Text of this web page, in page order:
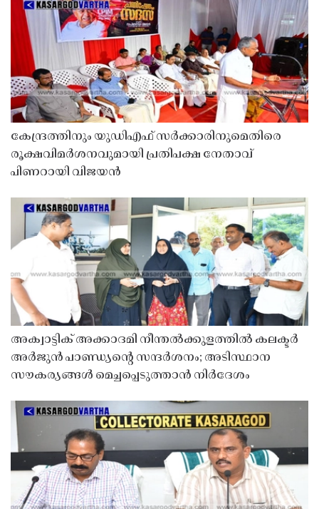
കേന്ദ്രത്തിനും യുഡിഎഫ് സർക്കാരിനുമെതിരെ
രൂക്ഷവിമർശനവുമായി പ്രതിപക്ഷ നേതാവ്
പിണറായി വിജയൻ
അക്വാട്ടിക് അക്കാദമി നീന്തൽക്കുളത്തിൽ കലക്ടർ
അർജുൻ പാണ്ഡ്യൻ്റെ സന്ദർശനം; അടിസ്ഥാന
സൗകര്യങ്ങൾ മെച്ചപ്പെടുത്താൻ നിർദേശം